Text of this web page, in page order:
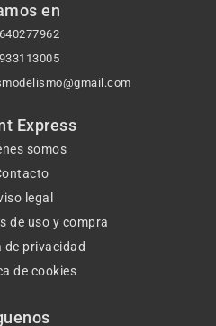
en
640277962
933113005
Express
somos
legal
de uso y compra
de privacidad
de cookies